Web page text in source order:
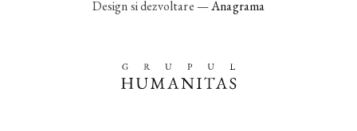
Design si dezvoltare —Anagrama